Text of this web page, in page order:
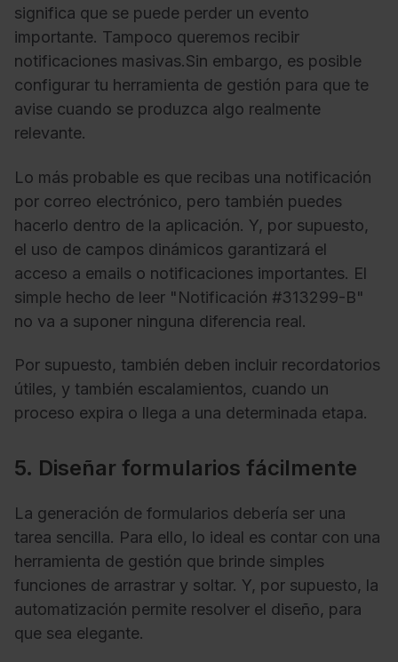
significa que se puede perder un evento
importante. Tampoco queremos recibir
notificaciones masivas.Sin embargo, es posible
configurar tu herramienta de gestión para que te
avise cuando se produzca algo realmente
relevante.
Lo más probable es que recibas una notificación
por correo electrónico, pero también puedes
hacerlo dentro de la aplicación. Y, por supuesto,
el uso de campos dinámicos garantizará el
acceso a emails o notificaciones importantes. El
simple hecho de leer "Notificación #313299-B"
no va a suponer ninguna diferencia real.
Por supuesto, también deben incluir recordatorios
útiles, y también escalamientos, cuando un
proceso expira o llega a una determinada etapa.
5. Diseñar formularios fácilmente
La generación de formularios debería ser una
tarea sencilla. Para ello, lo ideal es contar con una
herramienta de gestión que brinde simples
funciones de arrastrar y soltar. Y, por supuesto, la
automatización permite resolver el diseño, para
que sea elegante.